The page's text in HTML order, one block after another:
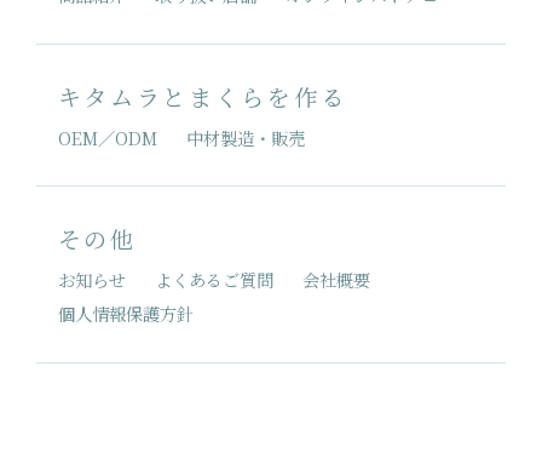
キタムラとまくらを作る
OEM／ODM 中材製造・販売
その他
お知らせ よくあるご質問
会社概要
個人情報保護方針